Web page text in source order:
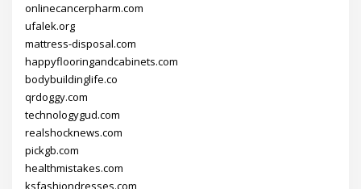
onlinecancerpharm.com
ufalek.org
mattress-disposal.com
happyflooringandcabinets.com
bodybuildinglife.co
qrdoggy.com
technologygud.com
realshocknews.com
pickgb.com
healthmistakes.com
ksfashiondresses.com